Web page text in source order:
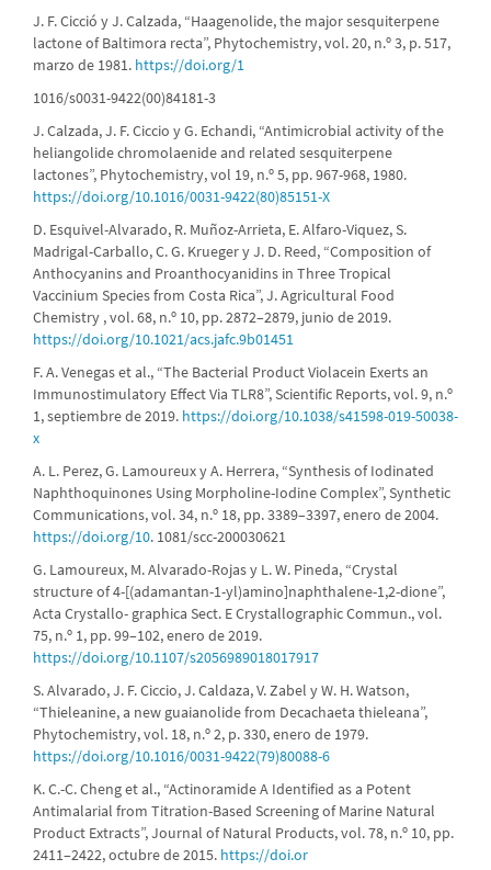
J. F. Cicció y J. Calzada, “Haagenolide, the major sesquiterpene
lactone of Baltimora recta”, Phytochemistry, vol. 20, n.º 3, p. 517,
marzo de 1981. https://doi.org/1
1016/s0031-9422(00)84181-3
J. Calzada, J. F. Ciccio y G. Echandi, “Antimicrobial activity of the
heliangolide chromolaenide and related sesquiterpene
lactones”, Phytochemistry, vol 19, n.º 5, pp. 967-968, 1980.
https://doi.org/10.1016/0031-9422(80)85151-X
D. Esquivel-Alvarado, R. Muñoz-Arrieta, E. Alfaro-Viquez, S.
Madrigal-Carballo, C. G. Krueger y J. D. Reed, “Composition of
Anthocyanins and Proanthocyanidins in Three Tropical
Vaccinium Species from Costa Rica”, J. Agricultural Food
Chemistry , vol. 68, n.º 10, pp. 2872–2879, junio de 2019.
https://doi.org/10.1021/acs.jafc.9b01451
F. A. Venegas et al., “The Bacterial Product Violacein Exerts an
Immunostimulatory Effect Via TLR8”, Scientific Reports, vol. 9, n.º
1, septiembre de 2019. https://doi.org/10.1038/s41598-019-50038-
x
A. L. Perez, G. Lamoureux y A. Herrera, “Synthesis of Iodinated
Naphthoquinones Using Morpholine-Iodine Complex”, Synthetic
Communications, vol. 34, n.º 18, pp. 3389–3397, enero de 2004.
https://doi.org/10. 1081/scc-200030621
G. Lamoureux, M. Alvarado-Rojas y L. W. Pineda, “Crystal
structure of 4-[(adamantan-1-yl)amino]naphthalene-1,2-dione”,
Acta Crystallo- graphica Sect. E Crystallographic Commun., vol.
75, n.º 1, pp. 99–102, enero de 2019.
https://doi.org/10.1107/s2056989018017917
S. Alvarado, J. F. Ciccio, J. Caldaza, V. Zabel y W. H. Watson,
“Thieleanine, a new guaianolide from Decachaeta thieleana”,
Phytochemistry, vol. 18, n.º 2, p. 330, enero de 1979.
https://doi.org/10.1016/0031-9422(79)80088-6
K. C.-C. Cheng et al., “Actinoramide A Identified as a Potent
Antimalarial from Titration-Based Screening of Marine Natural
Product Extracts”, Journal of Natural Products, vol. 78, n.º 10, pp.
2411–2422, octubre de 2015. https://doi.or